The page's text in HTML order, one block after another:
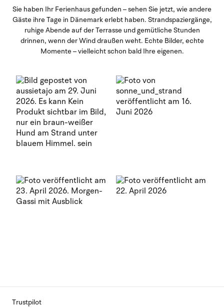
Sie haben Ihr Ferienhaus gefunden – sehen Sie jetzt, wie andere
Gäste ihre Tage in Dänemark erlebt haben. Strandspaziergänge,
ruhige Abende auf der Terrasse und gemütliche Stunden
drinnen, wenn der Wind draußen weht. Echte Bilder, echte
Momente – vielleicht schon bald Ihre eigenen.
Trustpilot